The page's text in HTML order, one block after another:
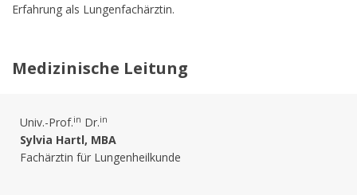
Erfahrung als Lungenfachärztin.
Medizinische Leitung
Univ.-Prof.in Dr.in
Sylvia Hartl, MBA
Fachärztin für Lungenheilkunde